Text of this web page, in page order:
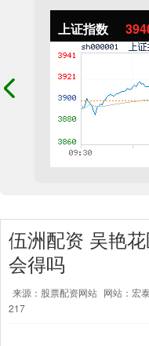
上证指数
伍洲配资 吴艳
会得吗
来源：股票配资网站 网站：宏
217